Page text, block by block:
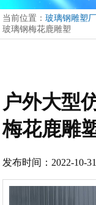
当前位置：玻璃钢雕塑
玻璃钢梅花鹿雕塑
户外大型
梅花鹿雕
发布时间：2022-10-